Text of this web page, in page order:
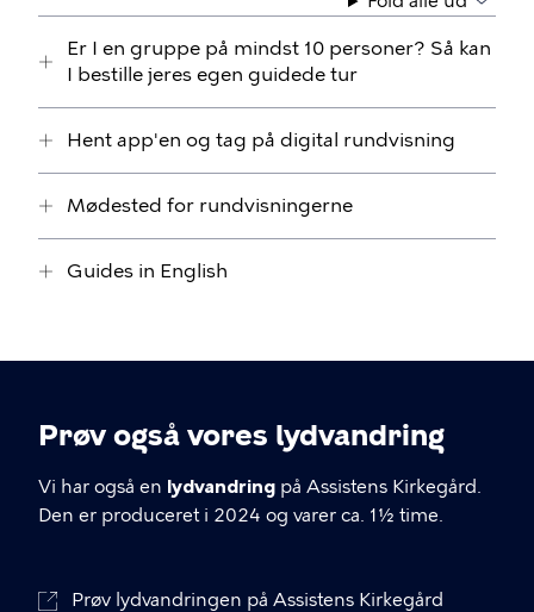
Er I en gruppe på mindst 10 personer? Så kan
I bestille jeres egen guidede tur
Hent app'en og tag på digital rundvisning
Mødested for rundvisningerne
Guides in English
Prøv også vores lydvandring
Vi har også en lydvandring på Assistens Kirkegård.
Den er produceret i 2024 og varer ca. 1½ time.
Prøv lydvandringen på Assistens Kirkegård